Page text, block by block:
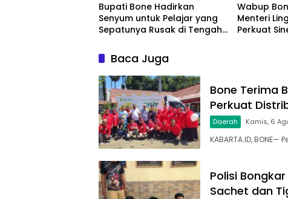
Bupati Bone Hadirkan
Senyum untuk Pelajar yang
Sepatunya Rusak di Tengah
Wabup
Menteri
Perkuat
Baca Juga
Bone Terima
Perkuat
Daerah Kamis, 6
KABARTA.ID,
Polisi
Sachet dan